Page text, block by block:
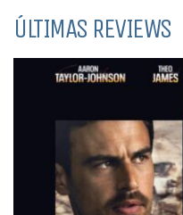
ÚLTIMAS REVIEWS